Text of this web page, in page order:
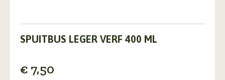
SPUITBUS LEGER VERF 400 ML
€ 7,50
product
variaties.
Deze